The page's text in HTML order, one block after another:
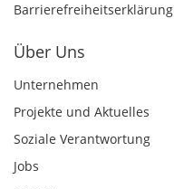
Barrierefreiheitserklärung
Über Uns
Unternehmen
Projekte und Aktuelles
Soziale Verantwortung
Jobs